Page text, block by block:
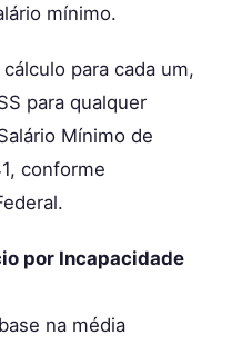
mínimo.
para cada um,
para qualquer
Mínimo de
conforme
por Incapacidade
na média